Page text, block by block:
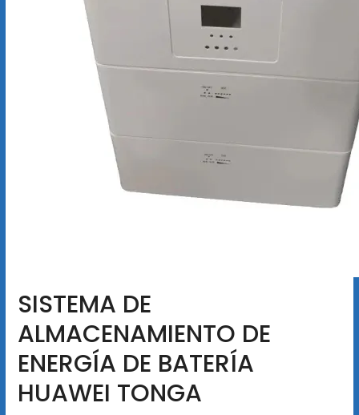
SISTEMA DE
ALMACENAMIENTO DE
ENERGÍA DE BATERÍA
HUAWEI TONGA